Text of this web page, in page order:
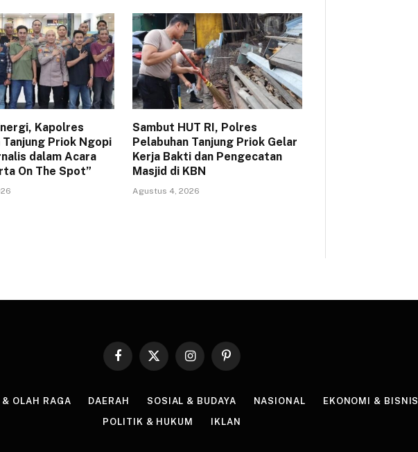
Kapolres
Tanjung Priok Ngopi
dalam Acara
On The Spot”
Sambut HUT RI, Polres
Pelabuhan Tanjung Priok Gelar
Kerja Bakti dan Pengecatan
Masjid di KBN
Agustus 4, 2026
Facebook
X
InstagramPinterest
& OLAH RAGA DAERAH SOSIAL & BUDAYA NASIONAL EKONOMI & BISNIS
POLITIK & HUKUM
IKLAN